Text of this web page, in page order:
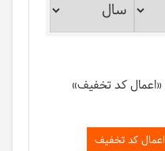
کد تخفیف»
اعمال کد تخفیف